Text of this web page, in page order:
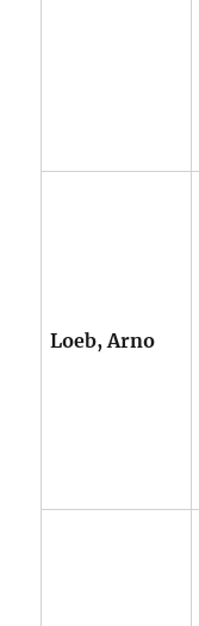
Loeb, Arno